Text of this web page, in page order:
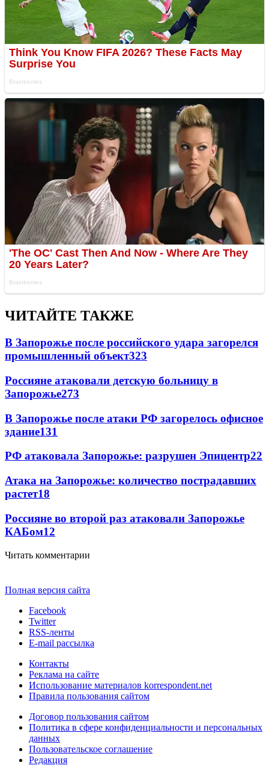
ЧИТАЙТЕ ТАКЖЕ
В Запорожье после российского удара загорелся
промышленный объект323
Россияне атаковали детскую больницу в
Запорожье273
В Запорожье после атаки РФ загорелось офисное
здание131
РФ атаковала Запорожье: разрушен Эпицентр22
Атака на Запорожье: количество пострадавших
растет18
Россияне во второй раз атаковали Запорожье
КАБом12
Читать комментарии
Полная версия сайта
Facebook
Twitter
RSS-ленты
E-mail рассылка
Контакты
Реклама на сайте
Использование материалов korrespondent.net
Правила пользования сайтом
Договор пользования сайтом
Политика в сфере конфиденциальности и персональных
данных
Пользовательское соглашение
Редакция